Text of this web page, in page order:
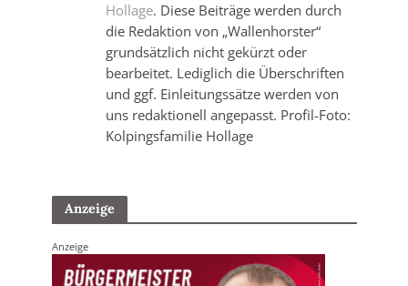
Hollage. Diese Beiträge werden durch
die Redaktion von „Wallenhorster“
grundsätzlich nicht gekürzt oder
bearbeitet. Lediglich die Überschriften
und ggf. Einleitungssätze werden von
uns redaktionell angepasst. Profil-Foto:
Kolpingsfamilie Hollage
Anzeige
Anzeige